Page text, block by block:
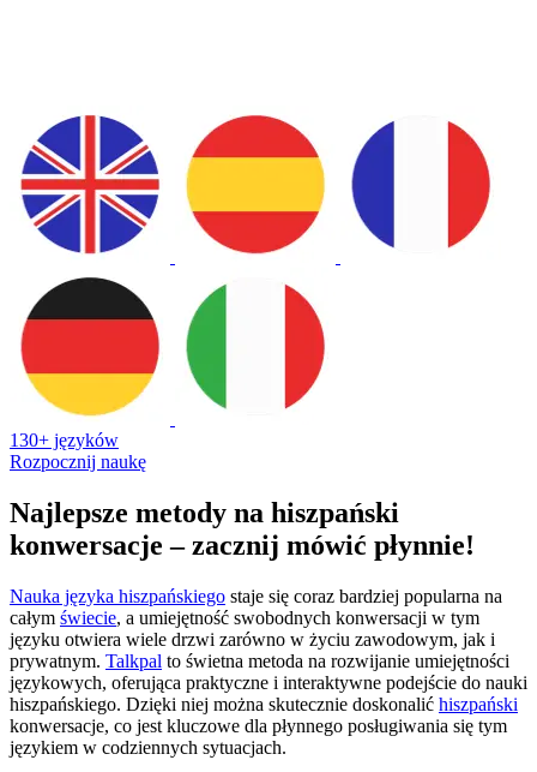
130+ języków
Rozpocznij naukę
Najlepsze metody na hiszpański
konwersacje – zacznij mówić płynnie!
Nauka języka hiszpańskiego staje się coraz bardziej popularna na
całym świecie, a umiejętność swobodnych konwersacji w tym
języku otwiera wiele drzwi zarówno w życiu zawodowym, jak i
prywatnym. Talkpal to świetna metoda na rozwijanie umiejętności
językowych, oferująca praktyczne i interaktywne podejście do nauki
hiszpańskiego. Dzięki niej można skutecznie doskonalić hiszpański
konwersacje, co jest kluczowe dla płynnego posługiwania się tym
językiem w codziennych sytuacjach.